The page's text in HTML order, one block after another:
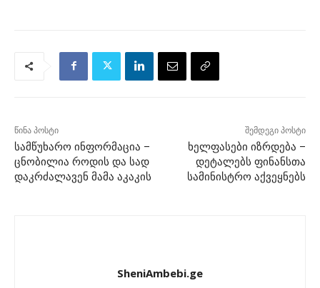
წინა პოსტი
სამწუხარო ინფორმაცია –
ცნობილია როდის და სად
დაკრძალავენ მამა აკაკის
შემდეგი პოსტი
ხელფასები იზრდება –
დეტალებს ფინანსთა
სამინისტრო აქვეყნებს
SheniAmbebi.ge